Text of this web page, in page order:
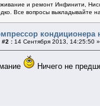
и ремонт Инфинити,
Все вопросы выкладывайте
кондиционера
#2 : 14 Сентября 2013, 14:25:50 »
Ничего не